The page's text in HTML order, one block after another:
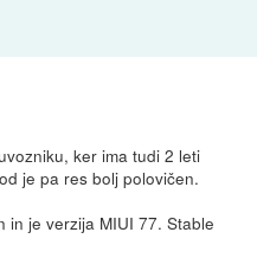
ker ima tudi 2 leti
je pa res bolj polovičen.
in je verzija MIUI 77. Stable